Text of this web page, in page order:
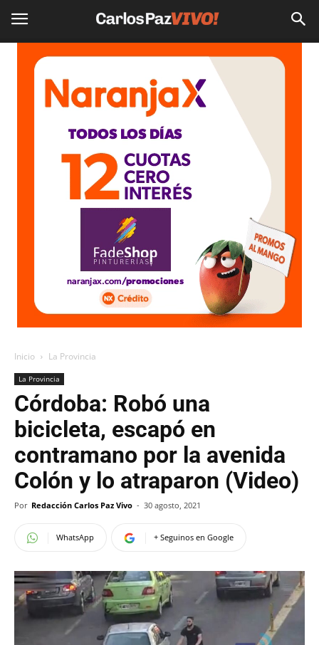
Inicio La Provincia
La Provincia
Córdoba: Robó una
bicicleta, escapó en
contramano por la avenida
Colón y lo atraparon (Video)
Por Redacción Carlos Paz Vivo - 30 agosto, 2021
WhatsApp + Seguinos en Google